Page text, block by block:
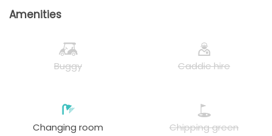
Amenities
Buggy Caddie hire
Changing room Chipping green